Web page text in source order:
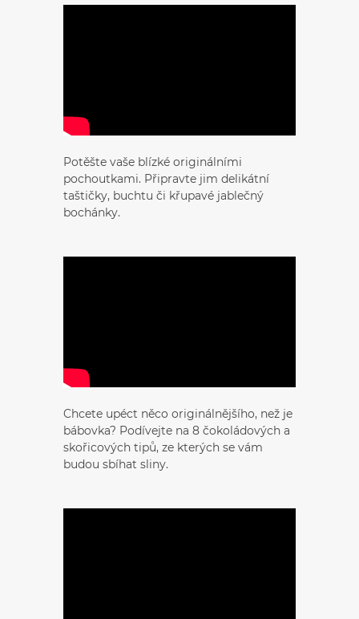
Potěšte vaše blízké originálními
pochoutkami. Připravte jim delikátní
taštičky, buchtu či křupavé jablečný
bochánky.
Chcete upéct něco originálnějšího, než je
bábovka? Podívejte na 8 čokoládových a
skořicových tipů, ze kterých se vám
budou sbíhat sliny.